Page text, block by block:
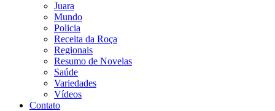
Juara
Mundo
Policia
Receita da Roça
Regionais
Resumo de Novelas
Saúde
Variedades
Vídeos
Contato